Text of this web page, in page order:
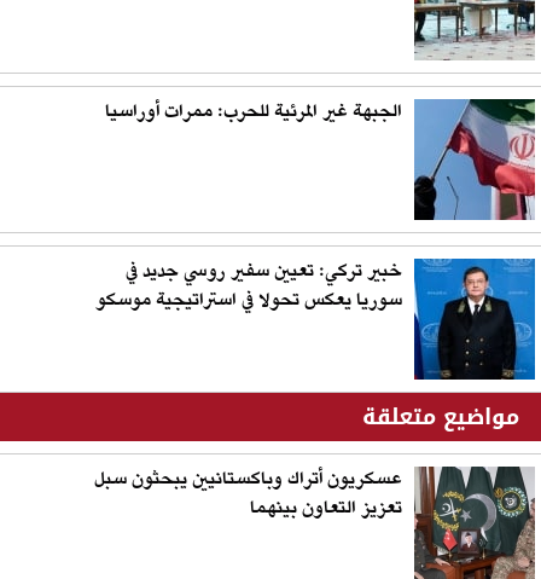
الجبهة غير المرئية للحرب: ممرات أوراسيا
خبير تركي: تعيين سفير روسي جديد في
سوريا يعكس تحولا في استراتيجية موسكو
مواضيع متعلقة
عسكريون أتراك وباكستانيين يبحثون سبل
تعزيز التعاون بينهما